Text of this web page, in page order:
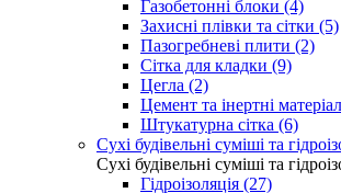
Газобетонні блоки (4)
Захисні плівки та сітки (5)
Пазогребневі плити (2)
Сітка для кладки (9)
Цегла (2)
Цемент та інертні
Штукатурна сітка (6)
Сухі будівельні суміші та
Сухі будівельні суміші та
Гідроізоляція (27)